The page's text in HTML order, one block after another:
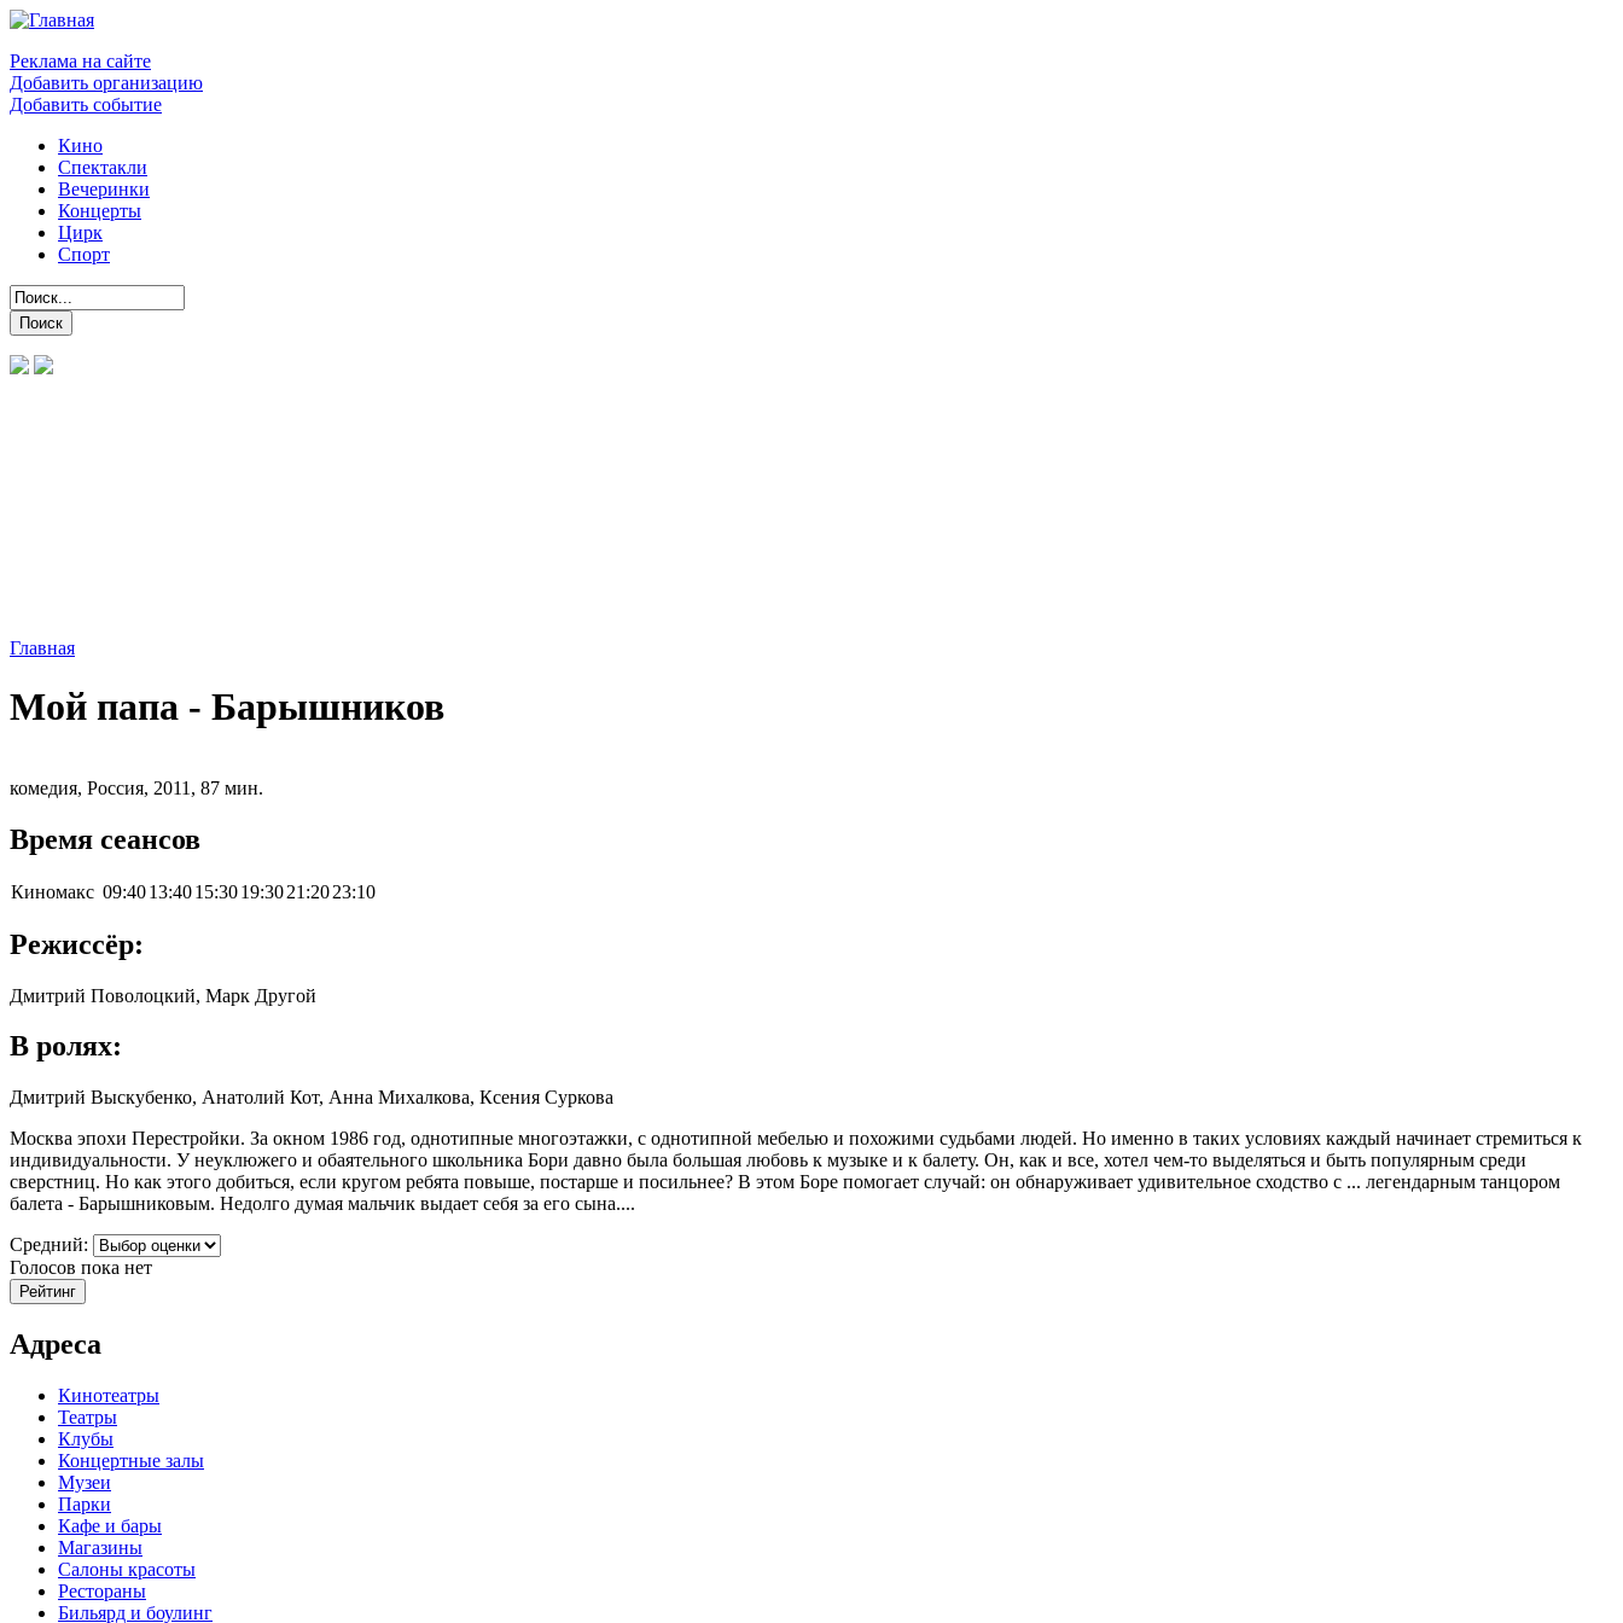
Реклама на сайте
Добавить организацию
Добавить событие
Кино
Спектакли
Вечеринки
Концерты
Цирк
Спорт
Главная
Мой папа - Барышников
комедия, Россия, 2011, 87 мин.
Время сеансов
Киномакс 09:4013:4015:3019:3021:2023:10
Режиссёр:
Дмитрий Поволоцкий, Марк Другой
В ролях:
Дмитрий Выскубенко, Анатолий Кот, Анна Михалкова, Ксения Суркова
Москва эпохи Перестройки. За окном 1986 год, однотипные многоэтажки, с однотипной мебелью и похожими судьбами людей. Но именно в таких условиях каждый начинает стремиться к
индивидуальности. У неуклюжего и обаятельного школьника Бори давно была большая любовь к музыке и к балету. Он, как и все, хотел чем-то выделяться и быть популярным среди
сверстниц. Но как этого добиться, если кругом ребята повыше, постарше и посильнее? В этом Боре помогает случай: он обнаруживает удивительное сходство с ... легендарным танцором
балета - Барышниковым. Недолго думая мальчик выдает себя за его сына....
Средний:
Голосов пока нет
Адреса
Кинотеатры
Театры
Клубы
Концертные залы
Музеи
Парки
Кафе и бары
Магазины
Салоны красоты
Рестораны
Бильярд и боулинг